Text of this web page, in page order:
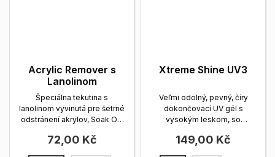
Acrylic Remover s
Lanolinom
Špeciálna tekutina s
lanolinom vyvinutá pre šetrné
odstránení akrylov, Soak Off
72,00 Kč
Xtreme Shine UV3
Veľmi odolný, pevný, číry
dokončovací UV gél s
vysokým leskom, so
schopnosťou a...Zobrazit
149,00 Kč